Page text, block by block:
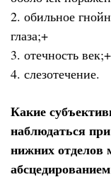
2. обильное
глаза;+
3. отечность век;+
4. слезотечение.
Какие
наблюдаться
нижних отделов